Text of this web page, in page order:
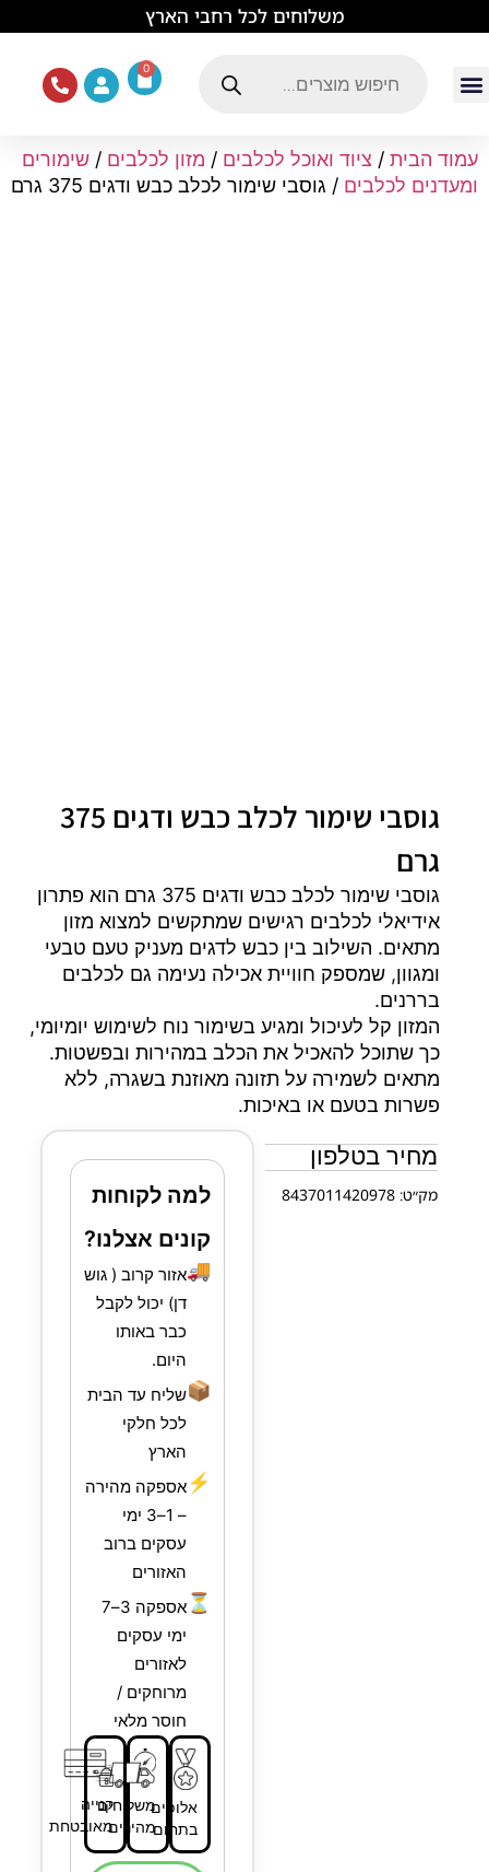
משלוחים לכל רחבי הארץ
0
עמוד הבית / ציוד ואוכל לכלבים / מזון לכלבים / שימורים
ומעדנים לכלבים / גוסבי שימור לכלב כבש ודגים 375 גרם
גוסבי שימור לכלב כבש ודגים 375
גרם
גוסבי שימור לכלב כבש ודגים 375 גרם הוא פתרון
אידיאלי לכלבים רגישים שמתקשים למצוא מזון
מתאים. השילוב בין כבש לדגים מעניק טעם טבעי
ומגוון, שמספק חוויית אכילה נעימה גם לכלבים
בררנים.
המזון קל לעיכול ומגיע בשימור נוח לשימוש יומיומי,
כך שתוכל להאכיל את הכלב במהירות ובפשטות.
מתאים לשמירה על תזונה מאוזנת בשגרה, ללא
פשרות בטעם או באיכות.
מחיר בטלפון
מק״ט: 8437011420978
למה לקוחות
קונים אצלנו?
🚚אזור קרוב ( גוש
דן) יכול לקבל
כבר באותו
היום.
📦שליח עד הבית
לכל חלקי
הארץ
⚡אספקה מהירה
– 1–3 ימי
עסקים ברוב
האזורים
⏳
אספקה 3–7
ימי עסקים
לאזורים
מרוחקים /
חוסר מלאי
אלופים
בתחום
משלוחים
מהירים
קנייה
מאובטחת